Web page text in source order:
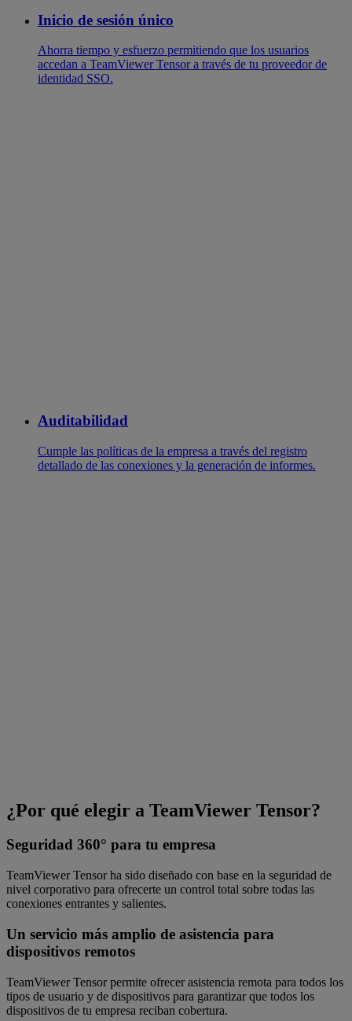
Inicio de sesión único
Ahorra tiempo y esfuerzo permitiendo que los usuarios
accedan a TeamViewer Tensor a través de tu proveedor de
identidad SSO.
Auditabilidad
Cumple las políticas de la empresa a través del registro
detallado de las conexiones y la generación de informes.
¿Por qué elegir a TeamViewer Tensor?
Seguridad 360° para tu empresa
TeamViewer Tensor ha sido diseñado con base en la seguridad de
nivel corporativo para ofrecerte un control total sobre todas las
conexiones entrantes y salientes.
Un servicio más amplio de asistencia para
dispositivos remotos
TeamViewer Tensor permite ofrecer asistencia remota para todos los
tipos de usuario y de dispositivos para garantizar que todos los
dispositivos de tu empresa reciban cobertura.